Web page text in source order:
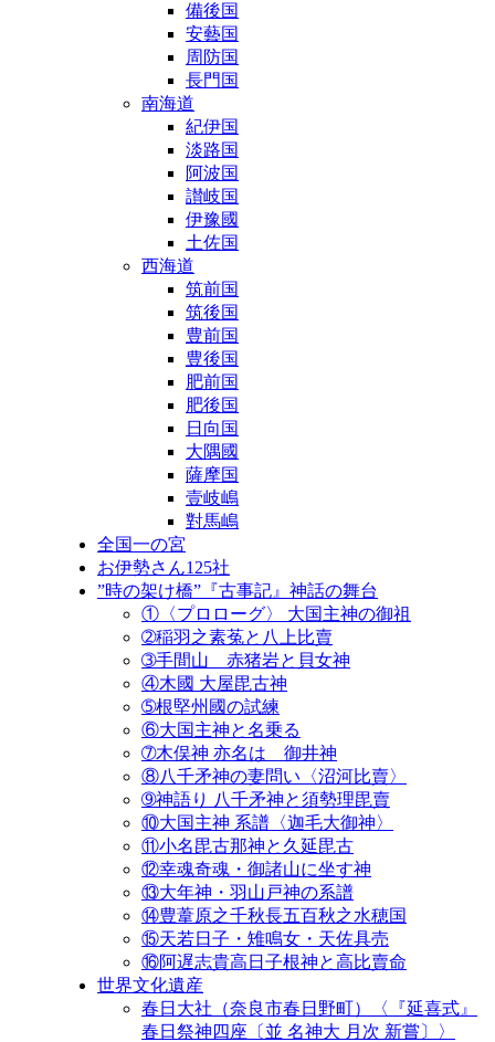
備後国
安藝国
周防国
長門国
南海道
紀伊国
淡路国
阿波国
讃岐国
伊豫國
土佐国
西海道
筑前国
筑後国
豊前国
豊後国
肥前国
肥後国
日向国
大隅國
薩摩国
壹岐嶋
對馬嶋
全国一の宮
お伊勢さん125社
”時の架け橋”『古事記』神話の舞台
①〈プロローグ〉 大国主神の御祖
➁稲羽之素菟と八上比賣
➂手間山 赤猪岩と貝女神
④木國 大屋毘古神
➄根堅州國の試練
⑥大国主神と名乗る
➆木俣神 亦名は 御井神
⑧八千矛神の妻問い〈沼河比賣〉
➈神語り 八千矛神と須勢理毘賣
⑩大国主神 系譜〈迦毛大御神〉
⑪小名毘古那神と久延毘古
⑫幸魂奇魂・御諸山に坐す神
⑬大年神・羽山戸神の系譜
⑭豊葦原之千秋長五百秋之水穂国
⑮天若日子・雉鳴女・天佐具売
⑯阿遅志貴高日子根神と高比賣命
世界文化遺産
春日大社（奈良市春日野町）〈『延喜式』
春日祭神四座〔並 名神大 月次 新嘗〕〉